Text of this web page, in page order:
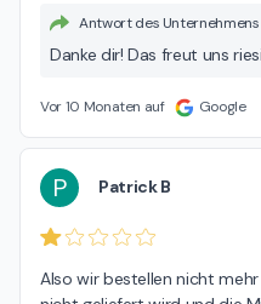
Antwort des Unternehmens
Danke dir! Das freut uns
Vor 10 Monaten auf Google
P Patrick B
Also wir bestellen nicht